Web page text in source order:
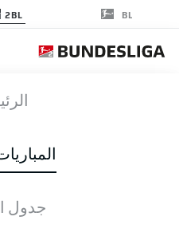
BL
2BL
جدول
1
الأخبار